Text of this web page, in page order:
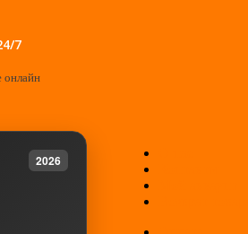
7
онлайн
2026